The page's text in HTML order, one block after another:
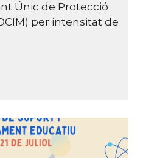
Únic de Protecció
per intensitat de